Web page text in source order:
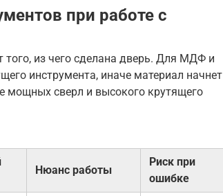
при работе с
из чего сделана дверь. Для МДФ и
инструмента, иначе материал начнет
мощных сверл и высокого крутящего
Нюанс работы
Риск при
ошибке